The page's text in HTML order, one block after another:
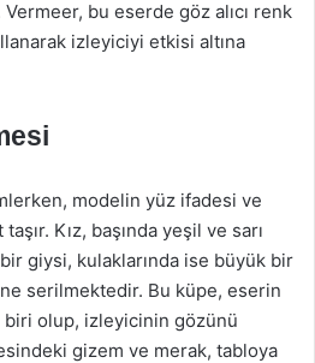
bu eserde göz alıcı renk
izleyiciyi etkisi altına
modelin yüz ifadesi ve
Kız, başında yeşil ve sarı
giysi, kulaklarında ise büyük bir
serilmektedir. Bu küpe, eserin
biri olup, izleyicinin gözünü
gizem ve merak, tabloya